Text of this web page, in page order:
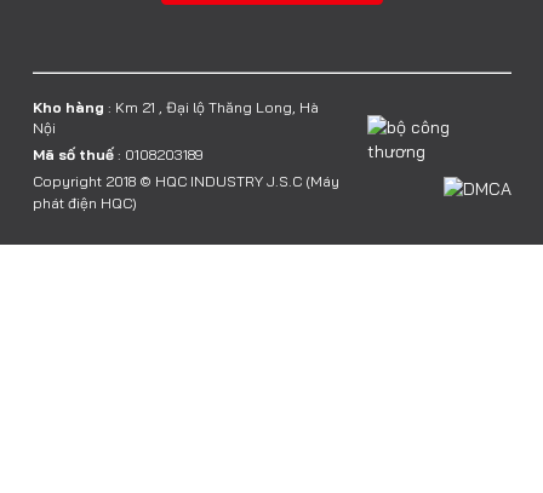
Kho hàng : Km 21 , Đại lộ Thăng Long, Hà
Nội
Mã số thuế: 0108203189
Copyright 2018 © HQC INDUSTRY J.S.C (Máy
phát điện HQC)